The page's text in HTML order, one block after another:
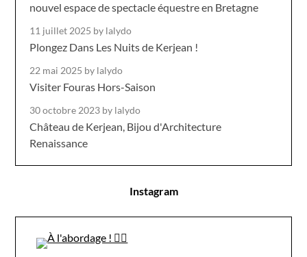
nouvel espace de spectacle équestre en Bretagne
11 juillet 2025 by lalydo
Plongez Dans Les Nuits de Kerjean !
22 mai 2025 by lalydo
Visiter Fouras Hors-Saison
30 octobre 2023 by lalydo
Château de Kerjean, Bijou d'Architecture
Renaissance
Instagram